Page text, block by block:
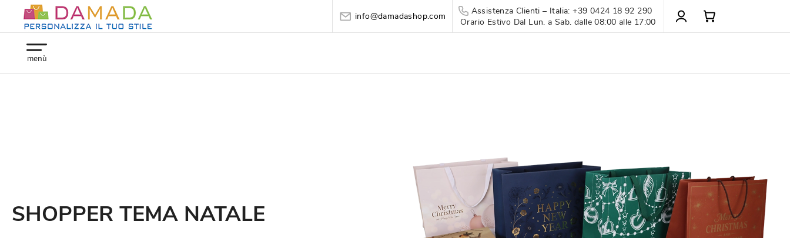
info@damadashop.com
Assistenza Clienti – Italia: +39 0424 18 92 290
Orario Estivo Dal Lun. a Sab. dalle 08:00 alle 17:00
menù
SHOPPER TEMA NATALE